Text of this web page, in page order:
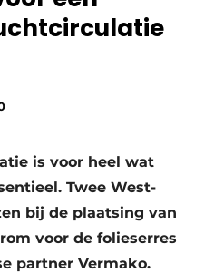
is voor heel wat
Twee West-
bij de plaatsing van
voor de folieserres
partner Vermako.